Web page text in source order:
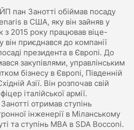
пан Занотті обіймав посаду
в США, яку він зайняв у
з 2015 року працював віце-
приєднався до компанії
президента в Європі. До
закупівлями, управлінським
бізнесу в Європі, Південній
Азії. Він розпочав свій
італійської армії.
отримав ступінь
інженерії в Міланському
та ступінь MBA в SDA Bocconi.